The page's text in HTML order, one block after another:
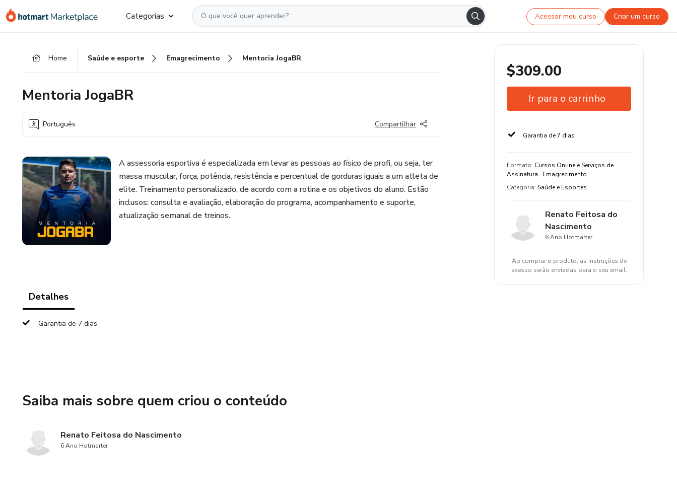
para
para
para
Categorias Acessar meu curso Criar um curso
Home Saúde e esporte Emagrecimento Mentoria JogaBR
Mentoria JogaBR
Português Compartilhar
A assessoria esportiva é especializada em levar as pessoas ao físico de profi, ou seja, ter
massa muscular, força, potência, resistência e percentual de gorduras iguais a um atleta de
elite. Treinamento personalizado, de acordo com a rotina e os objetivos do aluno. Estão
inclusos: consulta e avaliação, elaboração do programa, acompanhamento e suporte,
atualização semanal de treinos.
Detalhes
Garantia de 7 dias
Saiba mais sobre quem criou o conteúdo
Renato Feitosa do Nascimento
6 Ano Hotmarter
$309.00
Ir para o carrinho
Garantia de 7 dias
Formato: Cursos Online e Serviços de
Assinatura . Emagrecimento
Categoria: Saúde e Esportes
Renato Feitosa do
Nascimento
6 Ano Hotmarter
Ao comprar o produto, as instruções de
acesso serão enviadas para o seu email.